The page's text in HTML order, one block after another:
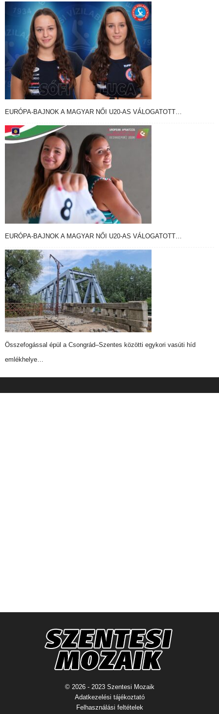
EURÓPA-BAJNOK A MAGYAR NŐI U20-AS VÁLOGATOTT…
EURÓPA-BAJNOK A MAGYAR NŐI U20-AS VÁLOGATOTT…
Összefogással épül a Csongrád–Szentes közötti egykori vasúti híd
emlékhelye…
© 2026 - 2023 Szentesi Mozaik
Adatkezelési tájékoztató
Felhasználási feltételek